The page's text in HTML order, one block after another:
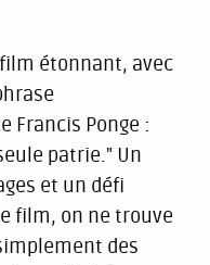
étonnant, avec
Francis Ponge :
patrie." Un
et un défi
film, on ne trouve
des